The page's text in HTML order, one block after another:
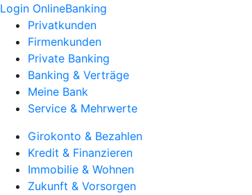
Login OnlineBanking
Privatkunden
Firmenkunden
Private Banking
Banking & Verträge
Meine Bank
Service & Mehrwerte
Girokonto & Bezahlen
Kredit & Finanzieren
Immobilie & Wohnen
Zukunft & Vorsorgen